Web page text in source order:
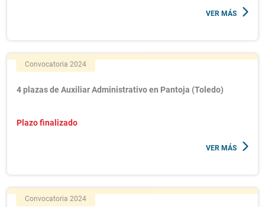
VER MÁS
Convocatoria 2024
4 plazas de Auxiliar Administrativo en Pantoja (Toledo)
Plazo finalizado
VER MÁS
Convocatoria 2024